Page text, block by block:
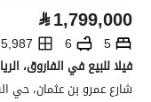
⃁1,799,000
5
6
5,987 م2
فيلا للبيع في الفاروق،
شارع عمرو بن عثمان، حي